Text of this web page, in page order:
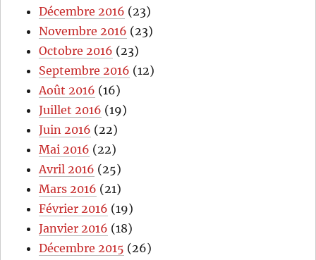
Décembre 2016 (23)
Novembre 2016 (23)
Octobre 2016 (23)
Septembre 2016 (12)
Août 2016 (16)
Juillet 2016 (19)
Juin 2016 (22)
Mai 2016 (22)
Avril 2016 (25)
Mars 2016 (21)
Février 2016 (19)
Janvier 2016 (18)
Décembre 2015 (26)